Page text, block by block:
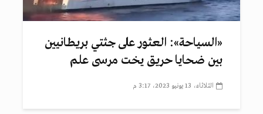
«السياحة»: العثور على جثتي بريطانيين
بين ضحايا حريق يخت مرسى علم
الثلاثاء، 13 يونيو 2023، 3:17 م